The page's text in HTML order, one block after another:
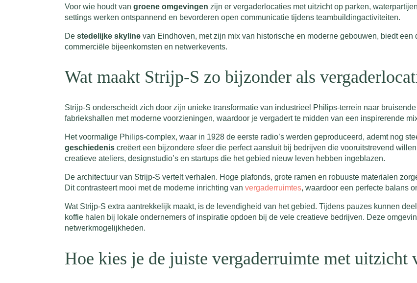
Voor wie houdt van groene omgevingen zijn er vergaderlocaties met uitzicht op parken,
settings werken ontspannend en bevorderen open communicatie tijdens teambuildingactiviteiten.
De stedelijke skyline van Eindhoven, met zijn mix van historische en moderne gebouwen, biedt
commerciële bijeenkomsten en netwerkevents.
Wat maakt Strijp-S zo bijzonder als
Strijp-S onderscheidt zich door zijn unieke transformatie van industrieel Philips-terrein naar
fabriekshallen met moderne voorzieningen, waardoor je vergadert te midden van een inspirerende
Het voormalige Philips-complex, waar in 1928 de eerste radio’s werden geproduceerd, ademt nog
geschiedenis creëert een bijzondere sfeer die perfect aansluit bij bedrijven die vooruitstrevend
creatieve ateliers, designstudio’s en startups die het gebied nieuw leven hebben ingeblazen.
De architectuur van Strijp-S vertelt verhalen. Hoge plafonds, grote ramen en robuuste materialen
Dit contrasteert mooi met de moderne inrichting van vergaderruimtes, waardoor een perfecte balans
Wat Strijp-S extra aantrekkelijk maakt, is de levendigheid van het gebied. Tijdens pauzes kunnen
koffie halen bij lokale ondernemers of inspiratie opdoen bij de vele creatieve bedrijven. Deze
netwerkmogelijkheden.
Hoe kies je de juiste vergaderruimte met uitzicht